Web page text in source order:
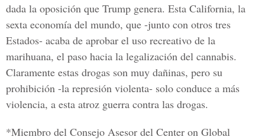
dada la oposición que Trump genera. Esta California, la
sexta economía del mundo, que -junto con otros tres
Estados- acaba de aprobar el uso recreativo de la
marihuana, el paso hacia la legalización del cannabis.
Claramente estas drogas son muy dañinas, pero su
prohibición -la represión violenta- solo conduce a más
violencia, a esta atroz guerra contra las drogas.
*Miembro del Consejo Asesor del Center on Global